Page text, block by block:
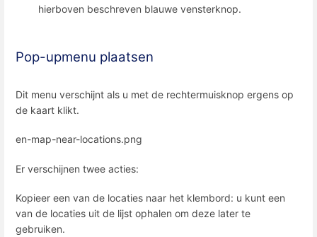
hierboven beschreven blauwe vensterknop.
Pop-upmenu plaatsen
Dit menu verschijnt als u met de rechtermuisknop ergens op
de kaart klikt.
en-map-near-locations.png
Er verschijnen twee acties:
Kopieer een van de locaties naar het klembord: u kunt een
van de locaties uit de lijst ophalen om deze later te
gebruiken.